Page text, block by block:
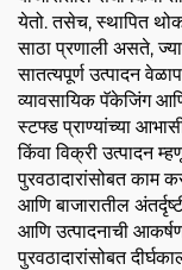
येतो. तसेच, स्थापित
साठा प्रणाली असते,
सातत्यपूर्ण उत्पादन
व्यावसायिक पॅकेजिंग
स्टफ्ड प्राण्यांच्या
किंवा विक्री उत्पादन
पुरवठादारांसोबत काम
आणि बाजारातील
आणि उत्पादनाची
पुरवठादारांसोबत